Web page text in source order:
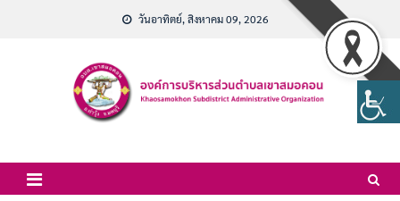
วันอาทิตย์, สิงหาคม 09, 2026